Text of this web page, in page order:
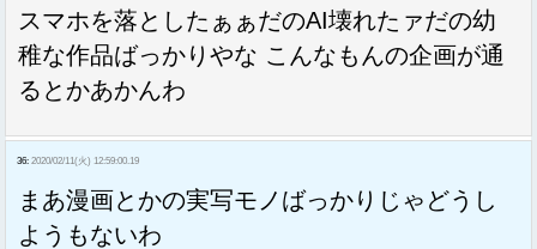
スマホを落としたぁぁだのAI壊れたァだの幼
稚な作品ばっかりやな こんなもんの企画が通
るとかあかんわ
36: 2020/02/11(火) 12:59:00.19
まあ漫画とかの実写モノばっかりじゃどうし
ようもないわ